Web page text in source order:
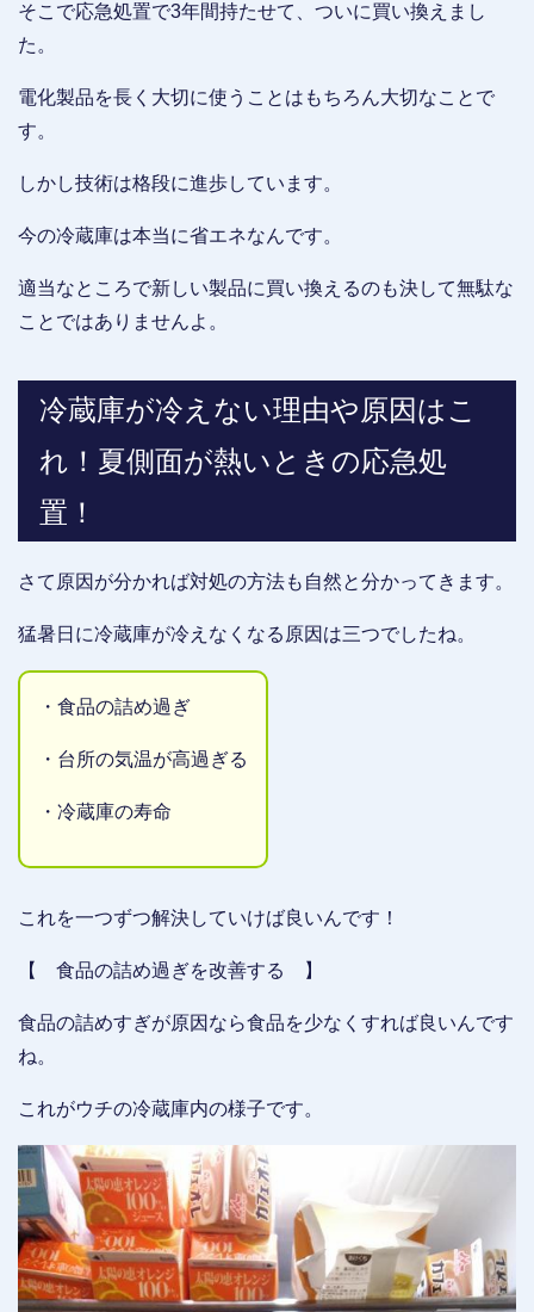
そこで応急処置で3年間持たせて、ついに買い換えまし
た。
電化製品を長く大切に使うことはもちろん大切なことで
す。
しかし技術は格段に進歩しています。
今の冷蔵庫は本当に省エネなんです。
適当なところで新しい製品に買い換えるのも決して無駄な
ことではありませんよ。
冷蔵庫が冷えない理由や原因はこ
れ！夏側面が熱いときの応急処
置！
さて原因が分かれば対処の方法も自然と分かってきます。
猛暑日に冷蔵庫が冷えなくなる原因は三つでしたね。
・食品の詰め過ぎ
・台所の気温が高過ぎる
・冷蔵庫の寿命
これを一つずつ解決していけば良いんです！
【 食品の詰め過ぎを改善する 】
食品の詰めすぎが原因なら食品を少なくすれば良いんです
ね。
これがウチの冷蔵庫内の様子です。